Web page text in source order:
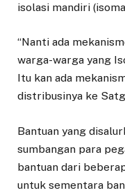
isolasi mandiri
“Nanti ada
warga-warga yang
Itu kan ada
distribusinya ke
Bantuan yang
sumbangan para
bantuan dari
untuk sementara